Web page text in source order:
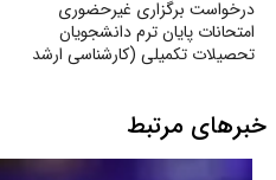
درخواست برگزاری غیرحضوری
امتحانات پایان ترم دانشجویان
تحصیلات تکمیلی (کارشناسی ارشد
خبرهای مرتبط